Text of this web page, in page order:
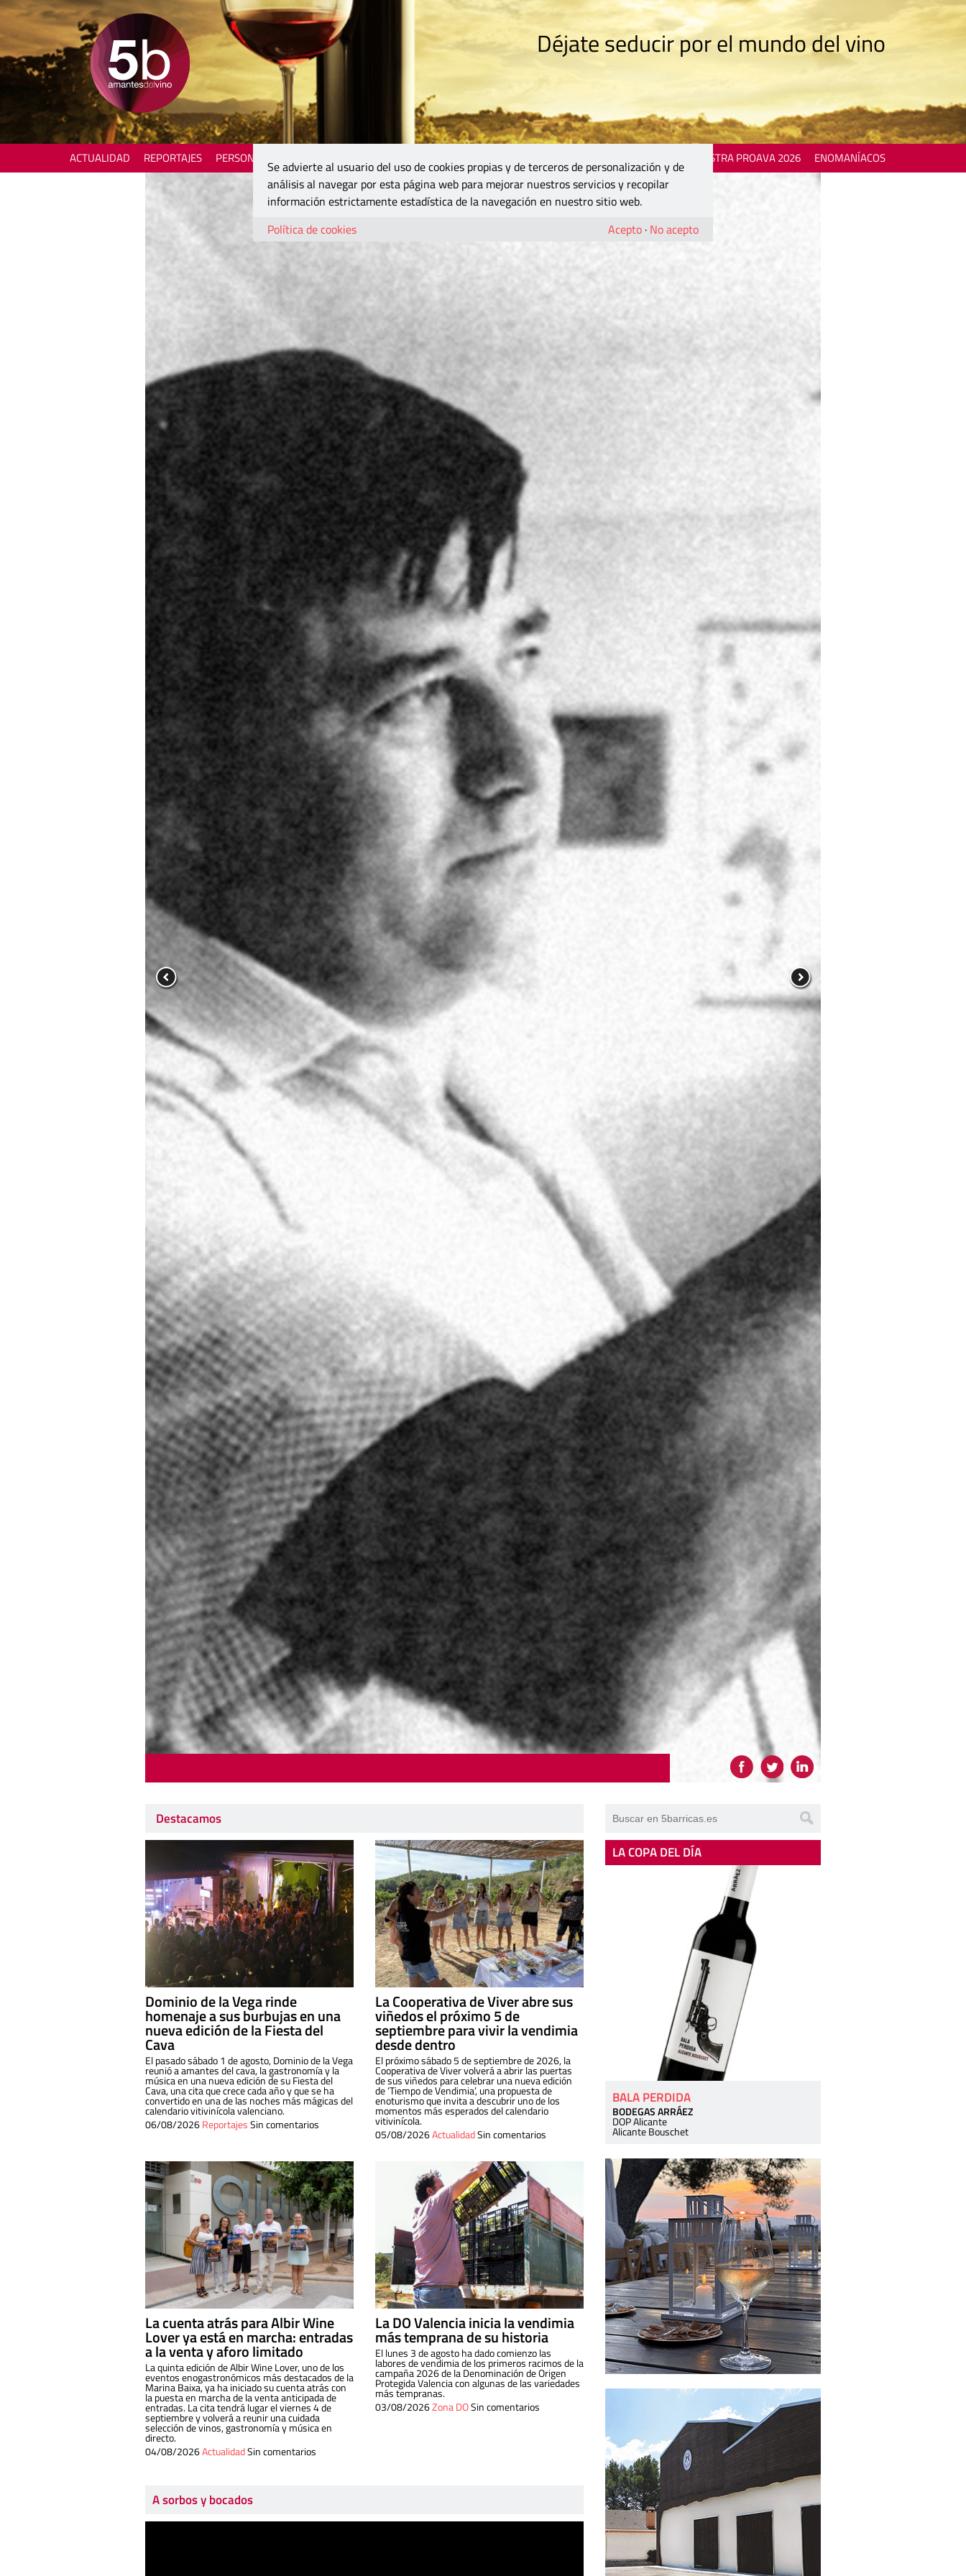
Déjate seducir por el mundo del vino
ACTUALIDAD REPORTAJES PERSONAJES MOSTRA PROAVA 2026 ENOMANÍACOS
Destacamos
Dominio de la Vega rinde
homenaje a sus burbujas en una
nueva edición de la Fiesta del
Cava
El pasado sábado 1 de agosto, Dominio de la Vega
reunió a amantes del cava, la gastronomía y la
música en una nueva edición de su Fiesta del
Cava, una cita que crece cada año y que se ha
convertido en una de las noches más mágicas del
calendario vitivinícola valenciano.
06/08/2026ReportajesSin comentarios
La Cooperativa de Viver abre sus
viñedos el próximo 5 de
septiembre para vivir la vendimia
desde dentro
El próximo sábado 5 de septiembre de 2026, la
Cooperativa de Viver volverá a abrir las puertas
de sus viñedos para celebrar una nueva edición
de ‘Tiempo de Vendimia’, una propuesta de
enoturismo que invita a descubrir uno de los
momentos más esperados del calendario
vitivinícola.
05/08/2026ActualidadSin comentarios
La cuenta atrás para Albir Wine
Lover ya está en marcha: entradas
a la venta y aforo limitado
La quinta edición de Albir Wine Lover, uno de los
eventos enogastronómicos más destacados de la
Marina Baixa, ya ha iniciado su cuenta atrás con
la puesta en marcha de la venta anticipada de
entradas. La cita tendrá lugar el viernes 4 de
septiembre y volverá a reunir una cuidada
selección de vinos, gastronomía y música en
directo.
04/08/2026ActualidadSin comentarios
La DO Valencia inicia la vendimia
más temprana de su historia
El lunes 3 de agosto ha dado comienzo las
labores de vendimia de los primeros racimos de la
campaña 2026 de la Denominación de Origen
Protegida Valencia con algunas de las variedades
más tempranas.
03/08/2026Zona DOSin comentarios
A sorbos y bocados
LA COPA DEL DÍA
BALA PERDIDA
BODEGAS ARRÁEZ
DOP Alicante
Alicante Bouschet
Se advierte al usuario del uso de cookies propias y de terceros de personalización y de
análisis al navegar por esta página web para mejorar nuestros servicios y recopilar
información estrictamente estadística de la navegación en nuestro sitio web.
Política de cookies
Acepto · No acepto